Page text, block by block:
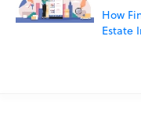
How
Estate